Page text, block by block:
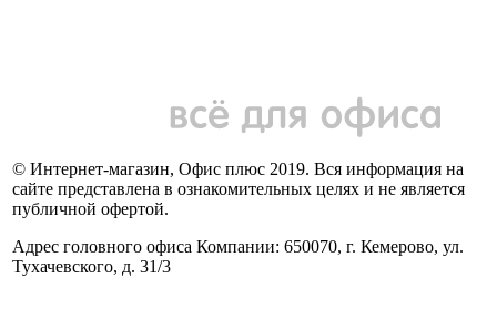
© Интернет-магазин, Офис плюс 2019. Вся информация на
сайте представлена в ознакомительных целях и не является
публичной офертой.
Адрес головного офиса Компании: 650070, г. Кемерово, ул.
Тухачевского, д. 31/3